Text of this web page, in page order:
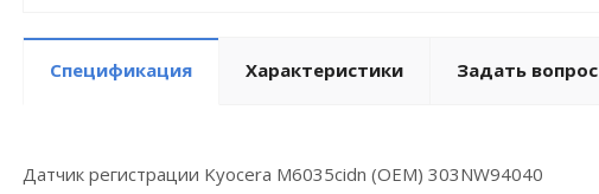
Спецификация Характеристики Задать вопрос
Датчик регистрации Kyocera M6035cidn (OEM) 303NW94040